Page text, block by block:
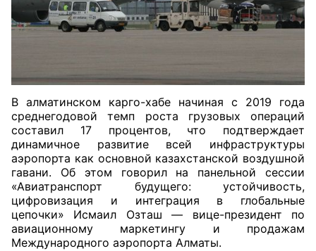
В алматинском карго-хабе начиная с 2019 года
среднегодовой темп роста грузовых операций
составил 17 процентов, что подтверждает
динамичное развитие всей инфраструктуры
аэропорта как основной казахстанской воздушной
гавани. Об этом говорил на панельной сессии
«Авиатранспорт будущего: устойчивость,
цифровизация и интеграция в глобальные
цепочки» Исмаил Озташ — вице-президент по
авиационному маркетингу и продажам
Международного аэропорта Алматы.